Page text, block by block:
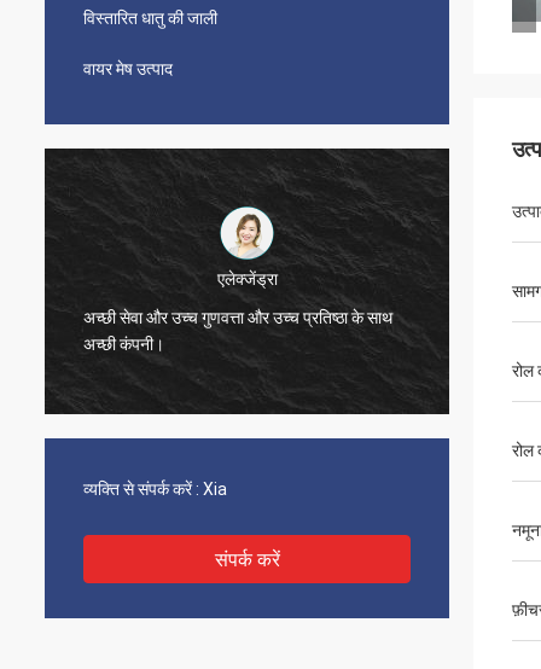
विस्तारित धातु की जाली
वायर मेष उत्पाद
बहुत अच्छे संचार के माध्यम से सभी समस्याओं को हल
किया, मेरी खरीद से संतुष्ट।
व्यक्ति से संपर्क करें : Xia
संपर्क करें
रोल
रोल